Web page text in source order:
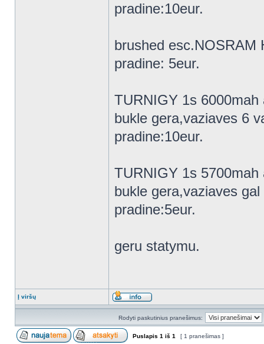
pradine:10eur.
brushed esc.NOSRAM
pradine: 5eur.
TURNIGY 1s 6000mah
bukle gera,vaziaves 6
pradine:10eur.
TURNIGY 1s 5700mah
bukle gera,vaziaves
pradine:5eur.
geru statymu.
Į viršų
Rodyti paskutinius pranešimus:
Puslapis 1 iš 1 [ 1 pranešimas ]